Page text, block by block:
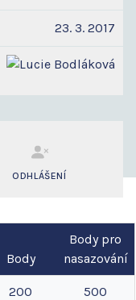
23. 3. 2017
ODHLÁŠENÍ
Body
Body pro
nasazování
200 500